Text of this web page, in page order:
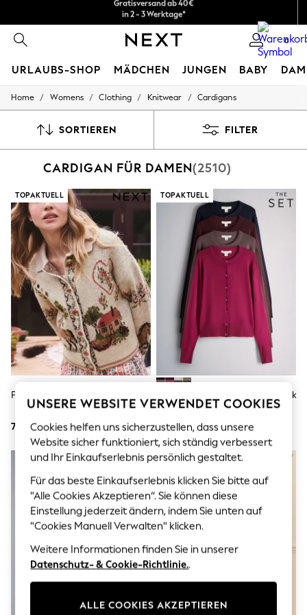
Kostenlose & einfache Rückgaben*
0
URLAUBS-SHOP MÄDCHEN JUNGEN BABY
HOLIDAY SHOP
All Swimwear
Beach Dresses & Kaftans
Flip Flops
Sliders
Jumpsuits & Playsuits
Linen Collection
Sandals
Shorts
Trousers
Sun Hats & Caps
T-Shirts & Vests
Men's Holiday Shop
All Swimwear
Accessories
Bags & Luggage
Footwear
Hats
Loafers
Sandals & Flipflops
Shirts
Shorts
Vests
Boys Holiday Shop
All Swimwear
Ponchos & Toweling sets
Sun Hats & Caps
Polo Shirts
Rash Vests
Sandals & Sliders
Shirts
Shorts
Sunsafe Swimwear
Home / Womens / Clothing / Knitwear / Cardigans
SORTIEREN FILTER
CARDIGAN FÜR DAMEN(2510)
TOPAKTUELL
Pink/Creme/Pferd - Strickjacke
78 €
TOPAKTUELL
Marineblau/Hellbraun/Plum/Pink
- The Set 4er-Pack Feinstrick-
Cardigans Mit Knopfleiste
64 €
TOPAKTUELL
UNSERE WEBSITE VERWENDET COOKIES
Cookies helfen uns sicherzustellen, dass unsere
Website sicher funktioniert, sich ständig verbessert
und Ihr Einkaufserlebnis persönlich gestaltet.
Für das beste Einkaufserlebnis klicken Sie bitte auf
"Alle Cookies Akzeptieren“. Sie können diese
Einstellung jederzeit ändern, indem Sie unten auf
"Cookies Manuell Verwalten" klicken.
Weitere Informationen finden Sie in unserer
Datenschutz- & Cookie-Richtlinie..
ALLE COOKIES AKZEPTIEREN